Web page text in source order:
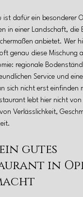
ist dafür ein besonderer
in einer Landschaft, die
anbietet. Wer
genau diese Mischung
regionale
Service und
sich nicht erst einfinden
lebt hier nicht von
Verlässlichkeit,
gutes
in